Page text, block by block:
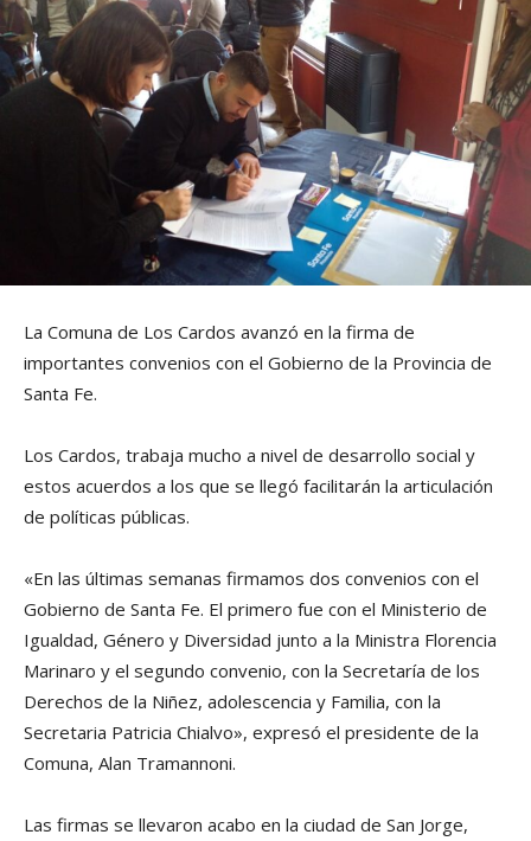
La Comuna de Los Cardos avanzó en la firma de
importantes convenios con el Gobierno de la Provincia de
Santa Fe.
Los Cardos, trabaja mucho a nivel de desarrollo social y
estos acuerdos a los que se llegó facilitarán la articulación
de políticas públicas.
«En las últimas semanas firmamos dos convenios con el
Gobierno de Santa Fe. El primero fue con el Ministerio de
Igualdad, Género y Diversidad junto a la Ministra Florencia
Marinaro y el segundo convenio, con la Secretaría de los
Derechos de la Niñez, adolescencia y Familia, con la
Secretaria Patricia Chialvo», expresó el presidente de la
Comuna, Alan Tramannoni.
Las firmas se llevaron acabo en la ciudad de San Jorge,